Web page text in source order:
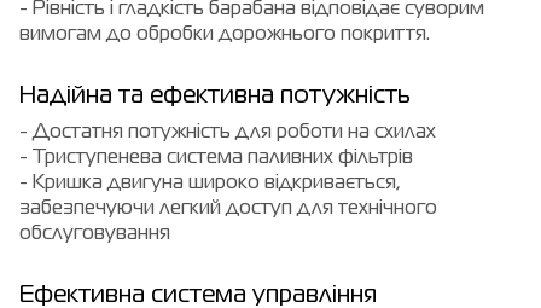
- Рівність і гладкість барабана відповідає суворим
вимогам до обробки дорожнього покриття.
Надійна та ефективна потужність
- Достатня потужність для роботи на схилах
- Триступенева система паливних фільтрів
- Кришка двигуна широко відкривається,
забезпечуючи легкий доступ для технічного
обслуговування
Ефективна система управління